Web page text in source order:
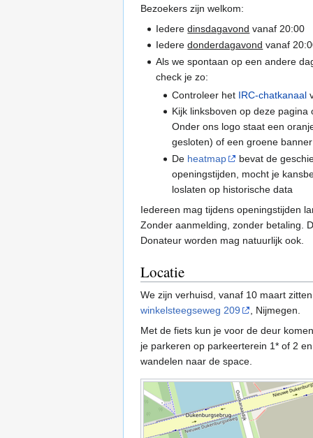
Bezoekers zijn welkom:
Iederedinsdagavond vanaf 20:00
Iederedonderdagavond vanaf
Als we spontaan op een andere
check je zo:
Controleer het IRC-chatkanaal
Kijk linksboven op deze pagina
Onder ons logo staat een
gesloten) of een groene
De heatmap
bevat de
openingstijden, mocht je
loslaten op historische data
Iedereen mag tijdens openingstijden
Zonder aanmelding, zonder betaling.
Donateur worden mag natuurlijk ook.
Locatie
We zijn verhuisd, vanaf 10 maart
winkelsteegseweg 209
, Nijmegen.
Met de fiets kun je voor de deur
je parkeren op parkeerterein 1* of 2
wandelen naar de space.